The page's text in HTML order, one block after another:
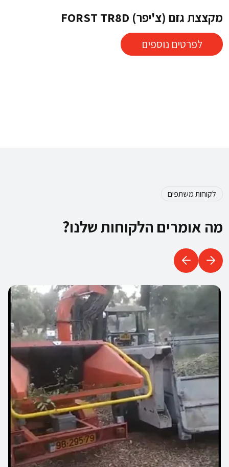
מקצצת גזם (צ'יפר) FORST TR8D
לפרטים נוספים
לקוחות משתפים
מה אומרים הלקוחות שלנו?